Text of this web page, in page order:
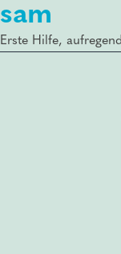
sam
Erste Hilfe,